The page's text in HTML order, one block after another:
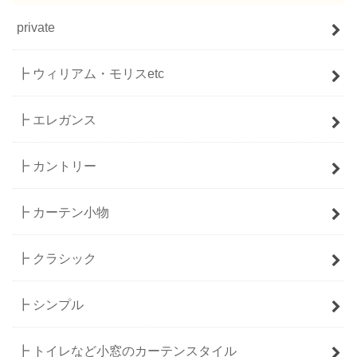
private
┣ ウィリアム・モリスetc
┣ エレガンス
┣ カントリー
┣ カーテン小物
┣ クラシック
┣ シンプル
┣ トイレなど小窓のカーテンスタイル